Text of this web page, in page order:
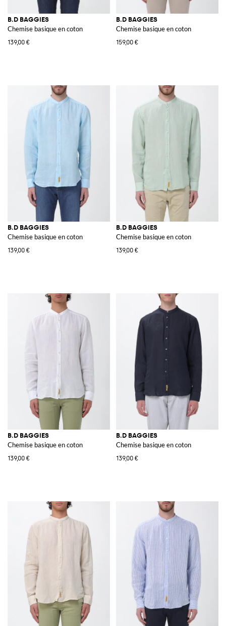
B.D BAGGIES
Chemise basique en coton
139,00 €
B.D BAGGIES
Chemise basique en coton
159,00 €
B.D BAGGIES
Chemise basique en coton
139,00 €
B.D BAGGIES
Chemise basique en coton
139,00 €
B.D BAGGIES
Chemise basique en coton
139,00 €
B.D BAGGIES
Chemise basique en coton
139,00 €